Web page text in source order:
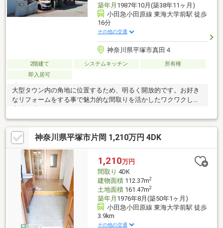
築年月 1987年10月(築38年11ヶ月)
小田急小田原線 東海大学前駅 徒歩
16分
その他の交通
神奈川県平塚市真田４
2階建て システムキッチン
所有権
即入居可
大型タウン内の角地に位置するため、明るく開放的です。お好き
なリフォームをする事で魅力的な間取りを活かしたワクワクした
神奈川県平塚市片岡 1,210万円 4DK
1,210万円
間取り 4DK
建物面積112.37m2
土地面積161.47m2
築年月 1976年8月(築50年1ヶ月)
小田急小田原線 東海大学前駅 徒歩
3.9km
その他の交通